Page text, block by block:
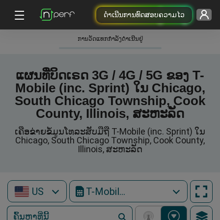
ດຳເນີນການທົດສອບຄວາມໄວ
ການວັດແທກກໍາລັງດໍາເນີນຢູ່
ແຜນທີ່ບິດເຣດ 3G / 4G / 5G ຂອງ T-
Mobile (inc. Sprint) ໃນ Chicago,
South Chicago Township, Cook
County, Illinois, ສະຫະລັດ
ເຄືອຂ່າຍຂໍ້ມູນໂທລະສັບມືຖື T-Mobile (inc. Sprint) ໃນ
Chicago, South Chicago Township, Cook County,
Illinois, ສະຫະລັດ
US T-Mobile (inc. Sprint)